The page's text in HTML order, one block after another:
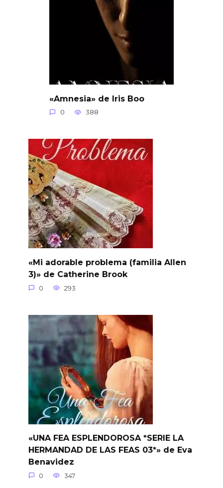
«Amnesia» de Iris Boo
0 388
«Mi adorable problema (familia Allen
3)» de Catherine Brook
0 293
«UNA FEA ESPLENDOROSA *SERIE LA
HERMANDAD DE LAS FEAS 03*» de Eva
Benavidez
0 347